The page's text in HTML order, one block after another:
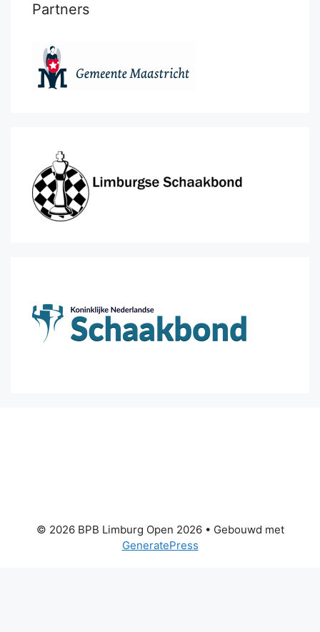
Partners
© 2026 BPB Limburg Open 2026• Gebouwd met
GeneratePress